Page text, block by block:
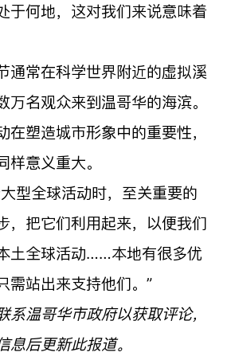
于何地，这对我们来说意味着
通常在科学世界附近的虚拟溪
万名观众来到温哥华的海滨。
在塑造城市形象中的重要性，
样意义重大。
型全球活动时，至关重要的
，把它们利用起来，以便我们
土全球活动……本地有很多优
需站出来支持他们。”
系温哥华市政府以获取评论，
息后更新此报道。